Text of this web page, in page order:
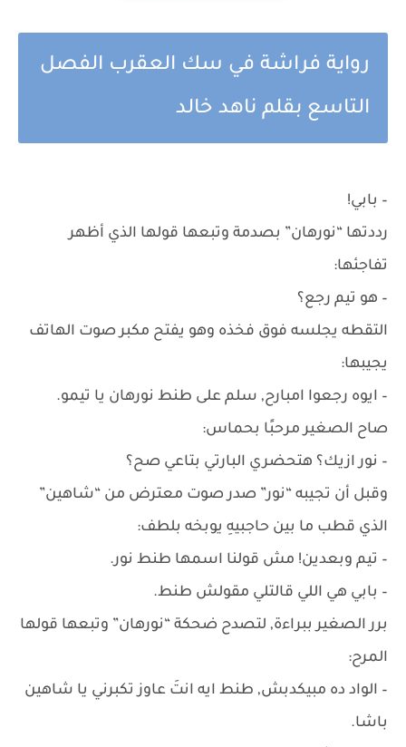
رواية فراشة في سك العقرب الفصل
التاسع بقلم ناهد خالد
– بابي!
رددتها “نورهان” بصدمة وتبعها قولها الذي أظهر
تفاجئها:
– هو تيم رجع؟
التقطه يجلسه فوق فخذه وهو يفتح مكبر صوت الهاتف
يجيبها:
– ايوه رجعوا امبارح, سلم على طنط نورهان يا تيمو.
صاح الصغير مرحبًا بحماس:
– نور ازيك؟ هتحضري البارتي بتاعي صح؟
وقبل أن تجيبه “نور” صدر صوت معترض من “شاهين”
الذي قطب ما بين حاجبيهِ يوبخه بلطف:
– تيم وبعدين! مش قولنا اسمها طنط نور.
– بابي هي اللي قالتلي مقولش طنط.
برر الصغير ببراءة, لتصدح ضحكة “نورهان” وتبعها قولها
المرح:
– الواد ده مبيكدبش, طنط ايه انتَ عاوز تكبرني يا شاهين
باشا.